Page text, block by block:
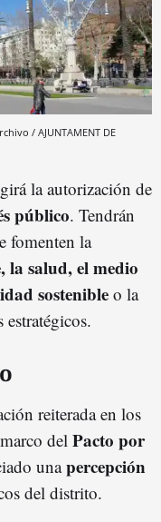
/ AJUNTAMENT DE
la autorización de
público. Tendrán
fomenten la
la salud, el medio
sostenible o la
estratégicos.
reiterada en los
del Pacto por
unapercepción
del distrito.